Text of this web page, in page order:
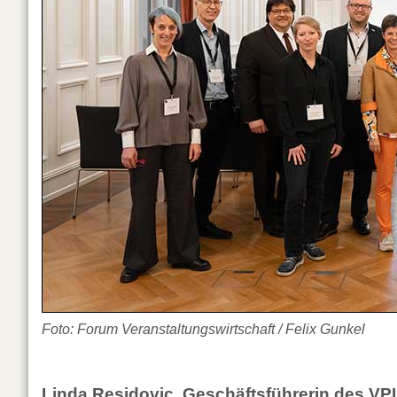
Foto: Forum Veranstaltungswirtschaft / Felix Gunkel